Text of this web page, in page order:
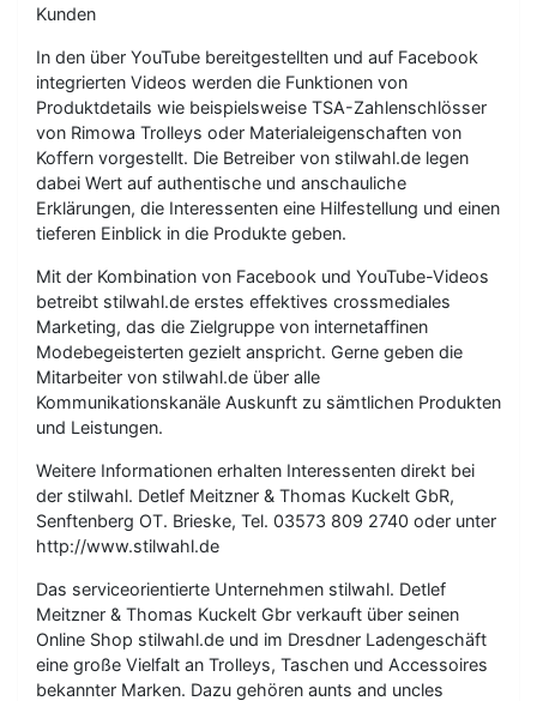
Kunden
In den über YouTube bereitgestellten und auf Facebook
integrierten Videos werden die Funktionen von
Produktdetails wie beispielsweise TSA-Zahlenschlösser
von Rimowa Trolleys oder Materialeigenschaften von
Koffern vorgestellt. Die Betreiber von stilwahl.de legen
dabei Wert auf authentische und anschauliche
Erklärungen, die Interessenten eine Hilfestellung und einen
tieferen Einblick in die Produkte geben.
Mit der Kombination von Facebook und YouTube-Videos
betreibt stilwahl.de erstes effektives crossmediales
Marketing, das die Zielgruppe von internetaffinen
Modebegeisterten gezielt anspricht. Gerne geben die
Mitarbeiter von stilwahl.de über alle
Kommunikationskanäle Auskunft zu sämtlichen Produkten
und Leistungen.
Weitere Informationen erhalten Interessenten direkt bei
der stilwahl. Detlef Meitzner & Thomas Kuckelt GbR,
Senftenberg OT. Brieske, Tel. 03573 809 2740 oder unter
http://www.stilwahl.de
Das serviceorientierte Unternehmen stilwahl. Detlef
Meitzner & Thomas Kuckelt Gbr verkauft über seinen
Online Shop stilwahl.de und im Dresdner Ladengeschäft
eine große Vielfalt an Trolleys, Taschen und Accessoires
bekannter Marken. Dazu gehören aunts and uncles